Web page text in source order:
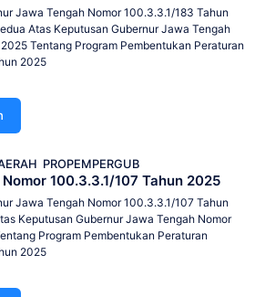
Jawa Tengah Nomor 100.3.3.1/183 Tahun
Atas Keputusan Gubernur Jawa Tengah
Tentang Program Pembentukan Peraturan
2025
PROPEMPERGUB
100.3.3.1/107 Tahun 2025
Jawa Tengah Nomor 100.3.3.1/107 Tahun
Keputusan Gubernur Jawa Tengah Nomor
Program Pembentukan Peraturan
2025